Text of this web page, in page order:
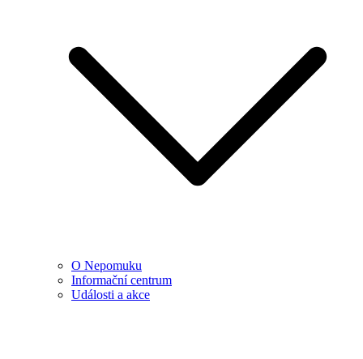
O Nepomuku
Informační centrum
Události a akce